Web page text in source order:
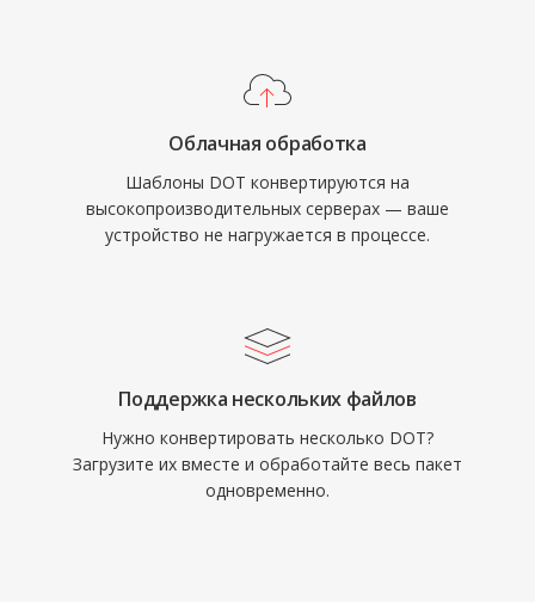
Облачная обработка
Шаблоны DOT конвертируются на
высокопроизводительных серверах — ваше
устройство не нагружается в процессе.
Поддержка нескольких файлов
Нужно конвертировать несколько DOT?
Загрузите их вместе и обработайте весь пакет
одновременно.